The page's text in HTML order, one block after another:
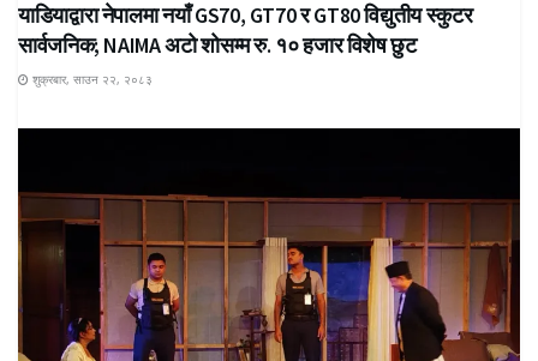
याडियाद्वारा नेपालमा नयाँ GS70, GT70 र GT80 विद्युतीय स्कुटर
सार्वजनिक; NAIMA अटो शोसम्म रु. १० हजार विशेष छुट
शुक्रबार, साउन २२, २०८३